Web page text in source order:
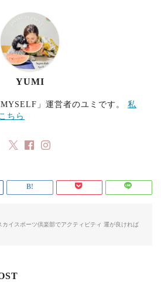
YUMI
」運営者のユミです。 私
ちら
カイスポーツ倶楽部でアクティビティ 運が良ければ